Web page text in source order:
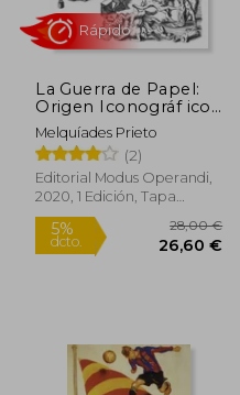
5%
dcto.
12,49 €
La Guerra de Papel:
Origen Iconográf ico
de la Leyenda Negra
Melquíades Prieto
(2)
Editorial Modus Operandi,
2020, 1 Edición, Tapa
Blanda, Nuevo